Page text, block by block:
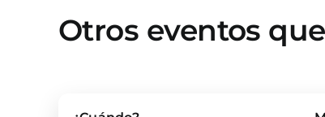
Otros eventos